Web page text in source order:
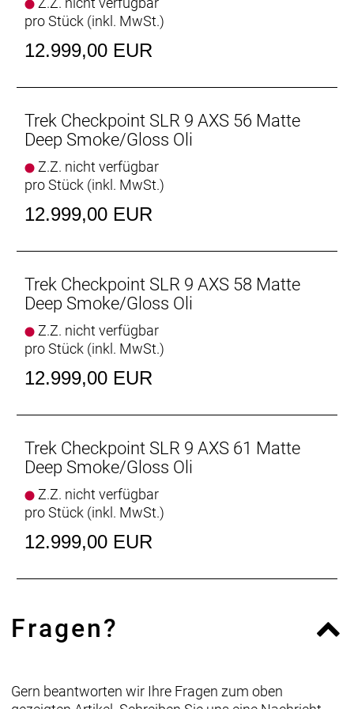
schnellen Gravelausfahrten mit jeder Menge
Performance und Komfort. Dieses Bike ist
ultraleicht und extrem schnell und kommt mit
Premiumteilen wie SRAMs hochwertigster
- Der RED AXS-Antrieb von SRAM schaltet
intelligent, leichtgängig und komplett drahtlos.
- Der IsoSpeed-Entkoppler schluckt ermüdende
Unebenheiten und verhindert einen hüpfenden
Hinterbau.
- Dank der enormen Reifenfreiheit kannst du für
mehr Traktion und Stabilität unter allen
ermöglicht die Unterbringung von Werkzeug und
Ausrüstung.
- Die integrierten Aufnahmepunkte für eine
Rahmentasche und für Schutzbleche erleichtern
den Transport von zusätzlicher Ausrüstung und
Trinkflaschen.
holprigen Abfahrten durch hohe Stabilität und
Kontrolle überzeugt.
Reifenfreiheit
Dank großer Reifenfreiheit kannst du dickere Reifen
(700 x 45 mm oder 27.5 x 2.1") aufziehen – einfach
perfekt für groben Schotter und ruppiges Terrain.
Rahmentasche und Schutzblechösen erleichtern
den Transport von zusätzlicher Ausrüstung und
Elegant integriertes Staufach
pro Stück (inkl. MwSt.)
12.999,00 EUR
Trek Checkpoint SLR 9 AXS 56 Matte
Deep Smoke/Gloss Oli
Z.Z. nicht verfügbar
pro Stück (inkl. MwSt.)
12.999,00 EUR
Trek Checkpoint SLR 9 AXS 58 Matte
Deep Smoke/Gloss Oli
Z.Z. nicht verfügbar
pro Stück (inkl. MwSt.)
12.999,00 EUR
Trek Checkpoint SLR 9 AXS 61 Matte
Deep Smoke/Gloss Oli
Z.Z. nicht verfügbar
pro Stück (inkl. MwSt.)
12.999,00 EUR
Fragen?
Gern beantworten wir Ihre Fragen zum oben